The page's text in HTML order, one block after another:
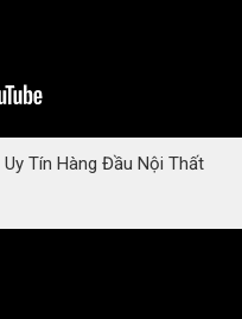
Tín Hàng Đầu Nội Thất